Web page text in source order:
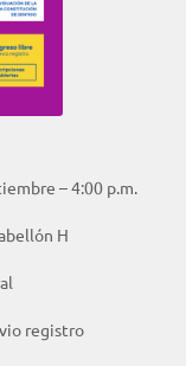
– 4:00 p.m.
H
registro